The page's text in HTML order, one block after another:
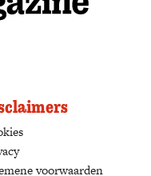
voorwaarden